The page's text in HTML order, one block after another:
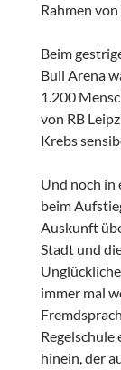
Rahmen
Beim
Bull Arena
1.200
von RB
Krebs
Und noch in
beim
Auskunft
Stadt und
immer mal
hinein, der